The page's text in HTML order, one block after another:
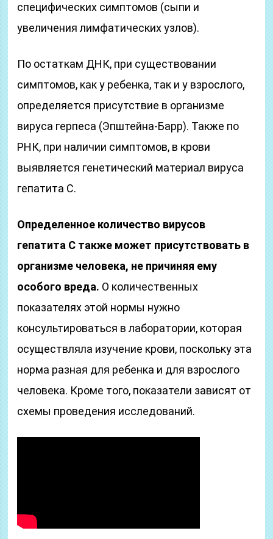
специфических симптомов (сыпи и
увеличения лимфатических узлов).
По остаткам ДНК, при существовании
симптомов, как у ребенка, так и у взрослого,
определяется присутствие в организме
вируса герпеса (Эпштейна-Барр). Также по
РНК, при наличии симптомов, в крови
выявляется генетический материал вируса
гепатита С.
Определенное количество вирусов
гепатита С также может присутствовать в
организме человека, не причиняя ему
особого вреда. О количественных
показателях этой нормы нужно
консультироваться в лаборатории, которая
осуществляла изучение крови, поскольку эта
норма разная для ребенка и для взрослого
человека. Кроме того, показатели зависят от
схемы проведения исследований.